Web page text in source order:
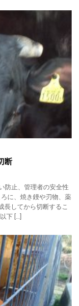
断
防止、管理者の安全性
に、焼き鏝や刃物、薬
長してから切断するこ
下 […]